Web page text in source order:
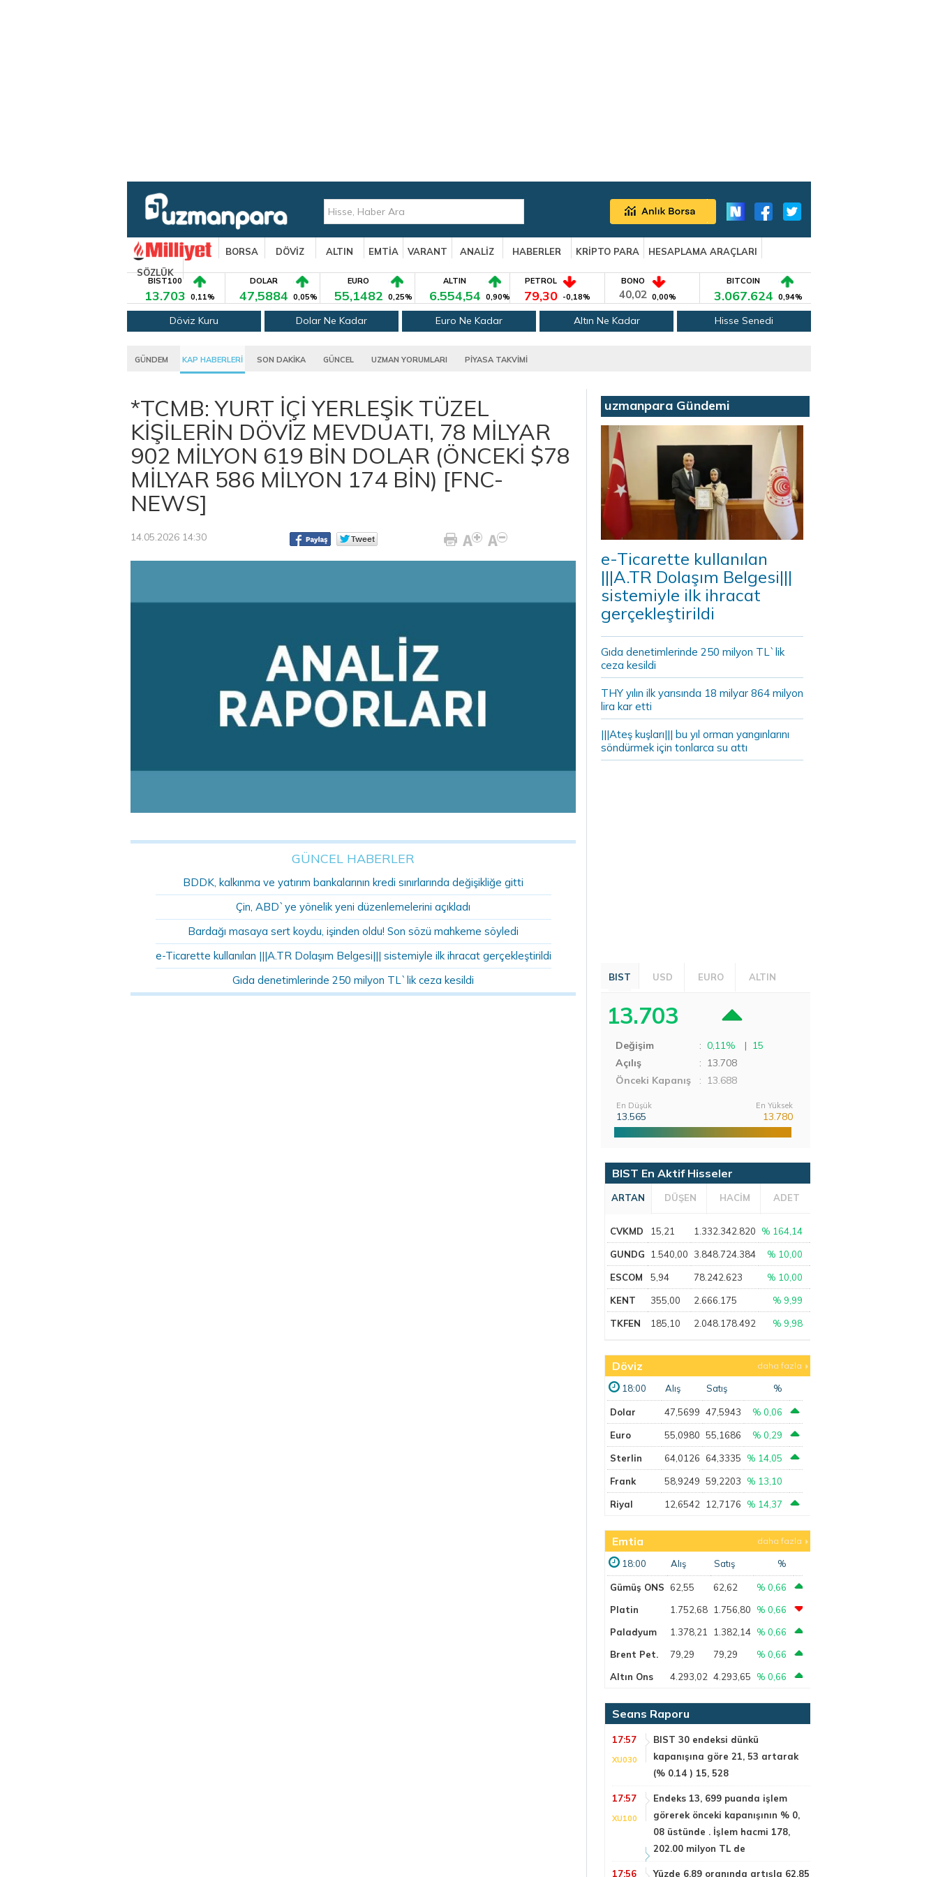
BORSA DÖVİZ ALTIN EMTİA VARANT ANALİZ HABERLER KRİPTO PARA
HESAPLAMA ARAÇLARI
SÖZLÜK
BIST100
13.703 0,11%
DOLAR
47,5884 0,05%
EURO
55,1482 0,25%
ALTIN
6.554,54 0,90%
PETROL
79,30 -0,18%
BONO
40,02 0,00%
BITCOIN
3.067.624 0,94%
Döviz Kuru Dolar Ne Kadar Euro Ne Kadar Altın Ne Kadar Hisse Senedi
GÜNDEM KAP HABERLERİ SON DAKİKA GÜNCEL UZMAN YORUMLARI PİYASA TAKVİMİ
*TCMB: YURT İÇİ YERLEŞİK TÜZEL
KİŞİLERİN DÖVİZ MEVDUATI, 78 MİLYAR
902 MİLYON 619 BİN DOLAR (ÖNCEKİ $78
MİLYAR 586 MİLYON 174 BİN) [FNC-
NEWS]
14.05.2026 14:30
GÜNCEL HABERLER
BDDK, kalkınma ve yatırım bankalarının kredi sınırlarında değişikliğe gitti
Çin, ABD`ye yönelik yeni düzenlemelerini açıkladı
Bardağı masaya sert koydu, işinden oldu! Son sözü mahkeme söyledi
e-Ticarette kullanılan |||A.TR Dolaşım Belgesi||| sistemiyle ilk ihracat gerçekleştirildi
Gıda denetimlerinde 250 milyon TL`lik ceza kesildi
uzmanpara Gündemi
e-Ticarette kullanılan
|||A.TR Dolaşım Belgesi|||
sistemiyle ilk ihracat
gerçekleştirildi
Gıda denetimlerinde 250 milyon TL`lik
ceza kesildi
THY yılın ilk yarısında 18 milyar 864 milyon
lira kar etti
|||Ateş kuşları||| bu yıl orman yangınlarını
söndürmek için tonlarca su attı
BIST USD EURO ALTIN
13.703
Değişim : 0,11% | 15
Açılış
: 13.708
Önceki Kapanış
: 13.688
En Düşük
13.565
En Yüksek
13.780
BIST En Aktif Hisseler
ARTAN DÜŞEN HACİM ADET
CVKMD 15,21 1.332.342.820 % 164,14
GUNDG 1.540,00 3.848.724.384 % 10,00
ESCOM 5,94 78.242.623 % 10,00
KENT 355,00 2.666.175 % 9,99
TKFEN 185,10 2.048.178.492 % 9,98
Döviz daha fazla
18:00 Alış Satış %
Dolar 47,5699 47,5943 % 0,06
Euro 55,0980 55,1686 % 0,29
Sterlin 64,0126 64,3335 % 14,05
Frank 58,9249 59,2203 % 13,10
Riyal 12,6542 12,7176 % 14,37
Emtia daha fazla
18:00 Alış Satış %
Gümüş ONS 62,55 62,62
% 0,66
Platin
1.752,68 1.756,80
% 0,66
Paladyum
1.378,21 1.382,14 % 0,66
Brent Pet.
79,29 79,29
% 0,66
Altın Ons
4.293,02 4.293,65 % 0,66
Seans Raporu
17:57
XU030
BIST 30 endeksi dünkü
kapanışına göre 21, 53 artarak
(% 0.14 ) 15, 528
17:57
XU100
Endeks 13, 699 puanda işlem
görerek önceki kapanışının % 0,
08 üstünde . İşlem hacmi 178,
202.00 milyon TL de
17:56
Yüzde 6.89 oranında artışla 62.85